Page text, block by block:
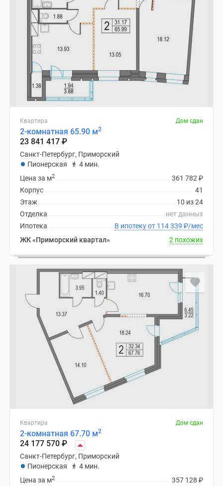
Квартира Дом сдан
2-комнатная 65.90 м2
23 841 417 ₽
Санкт-Петербург, Приморский
Пионерская
4 мин.
361 782 ₽
Цена за м2
41
Корпус
10 из 24
Этаж
нет данных
Отделка
В ипотеку от 114 339 ₽/мес
Ипотека
ЖК «Приморский квартал»
2 похожих
Квартира Дом сдан
2-комнатная 67.70 м2
24 177 570 ₽
Санкт-Петербург, Приморский
Пионерская
4 мин.
357 128 ₽
Цена за м2